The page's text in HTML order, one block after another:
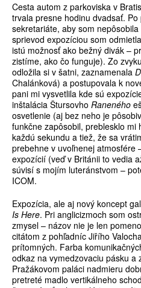
Cesta autom z parkoviska v
trvala presne hodinu dvadsať.
sekretariáte, aby som
sprievod expozíciou som
istú možnosť ako bežný divák –
zistíme, ako čo funguje). Zo
odložila si v šatni, zaznamenala
Chalánková) a postupovala k
pani mi vysvetlila kde sú
inštalácia Štursovho Raneného
osvetlenie (aj bez neho je
funkčne zapôsobil, preblesklo mi
každú sekundu a tiež, že sa
prebehne v uvoľnenej atmosfére
expozícií (veď v Británii to vedia
súvisí s mojím luteránstvom –
ICOM.
Expozícia, ale aj nový koncept
Is Here. Pri anglicizmoch som
zmysel – názov nie je len
citátom z pohľadníc Jiřího
prítomných. Farba
odkaz na vymedzovaciu pásku a
Pražákovom paláci nadmieru
pretreté madlo vertikálneho